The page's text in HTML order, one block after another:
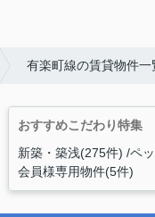
有楽町線の賃貸物件一
おすすめこだわり特集
新築・築浅(275件) ペ
会員様専用物件(5件)